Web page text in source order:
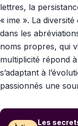
lettres, la
« ime ». La
dans les
noms propres, qui
multiplicité répond
s’adaptant à
passionnés une
Les